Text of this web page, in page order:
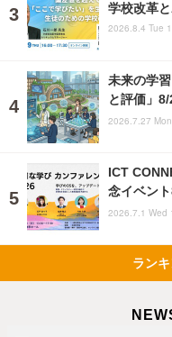
学校改革
2026.8.4 Tue
未来の学
と評価」
2026.7.27
ICT
念イベン
2026.7.1 Wed
ラン